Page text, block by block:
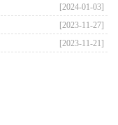
[2024-01-03]
[2023-11-27]
[2023-11-21]